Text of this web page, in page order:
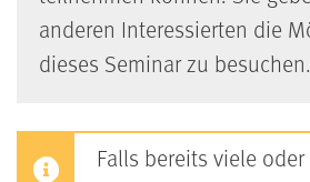
anderen Interessierten die
dieses Seminar zu besuchen.
Falls bereits viele